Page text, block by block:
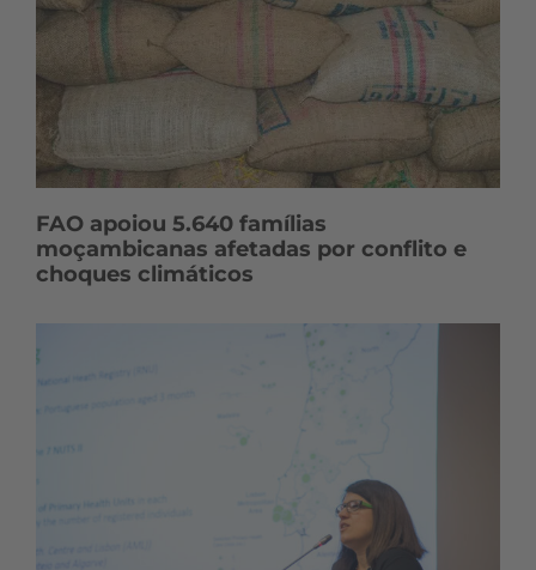
FAO apoiou 5.640 famílias
moçambicanas afetadas por conflito e
choques climáticos